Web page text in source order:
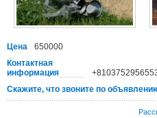
Цена
650000
Контактная
информация
Скажите, что звоните по